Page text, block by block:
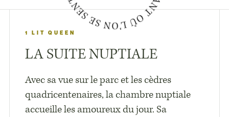
1 LIT QUEEN
LA SUITE NUPTIALE
Avec sa vue sur le parc et les cèdres
quadricentenaires, la chambre nuptiale
accueille les amoureux du jour. Sa